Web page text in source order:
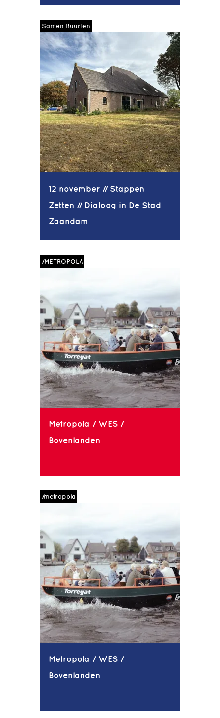
Samen Buurten
12 november // Stappen
Zetten // Dialoog in De Stad
Zaandam
/METROPOLA
Metropola / WES /
Bovenlanden
/metropola
Metropola / WES /
Bovenlanden